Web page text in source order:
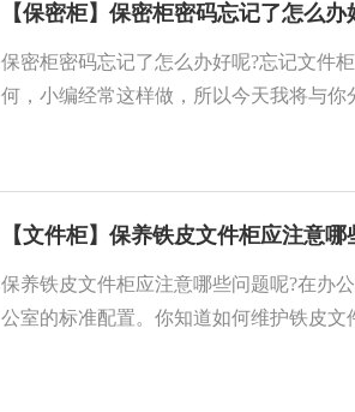
【保密柜】保密柜密码忘记了怎么办
保密柜密码忘记了怎么办好呢?忘记文件
何，小编经常这样做，所以今天我将与你
【文件柜】保养铁皮文件柜应注意哪
保养铁皮文件柜应注意哪些问题呢?在办
公室的标准配置。你知道如何维护铁皮文